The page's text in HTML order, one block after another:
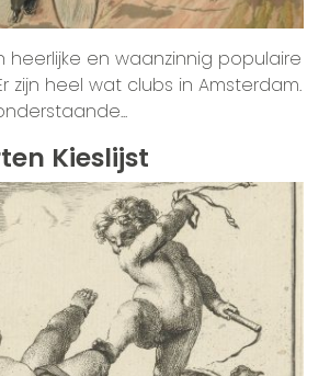
heerlijke en waanzinnig populaire
zijn heel wat clubs in Amsterdam.
Kieslijst